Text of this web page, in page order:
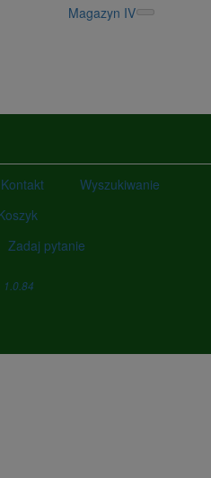
Magazyn IV
Kontakt
Wyszukiwanie
Zadaj pytanie
1.0.84